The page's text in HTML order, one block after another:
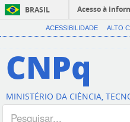
BRASIL
Acesso à
ACESSIBILIDADE ALTO
CNPq
MINISTÉRIO DA CIÊNCIA,